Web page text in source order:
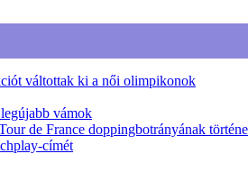
váltottak ki a női olimpikonok
vámok
de France doppingbotrányának
címét